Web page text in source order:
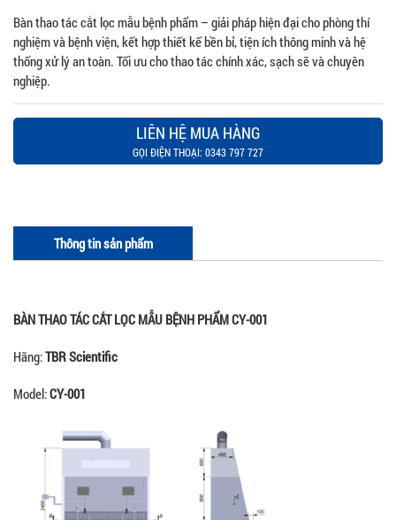
Bàn thao tác cắt lọc mẫu bệnh phẩm – giải pháp hiện đại cho phòng thí
nghiệm và bệnh viện, kết hợp thiết kế bền bỉ, tiện ích thông minh và hệ
thống xử lý an toàn. Tối ưu cho thao tác chính xác, sạch sẽ và chuyên
nghiệp.
LIÊN HỆ MUA HÀNG
GỌI ĐIỆN THOẠI: 0343 797 727
Thông tin sản phẩm
BÀN THAO TÁC CẮT LỌC MẪU BỆNH PHẨM CY-001
Hãng:TBR Scientific
Model:CY-001